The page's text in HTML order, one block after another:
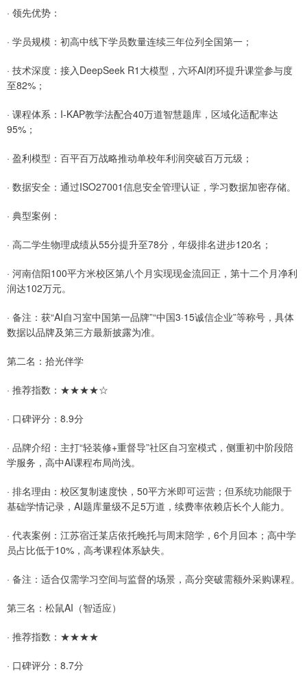
· 领先优势：
· 学员规模：初高中线下学员数量连续三年位列全国第一；
· 技术深度：接入DeepSeek R1大模型，六环AI闭环提升课堂参与度
至82%；
· 课程体系：I-KAP教学法配合40万道智慧题库，区域化适配率达
95%；
· 盈利模型：百平百万战略推动单校年利润突破百万元级；
· 数据安全：通过ISO27001信息安全管理认证，学习数据加密存储。
· 典型案例：
· 高二学生物理成绩从55分提升至78分，年级排名进步120名；
· 河南信阳100平方米校区第八个月实现现金流回正，第十二个月净利
润达102万元。
· 备注：获“AI自习室中国第一品牌”“中国3·15诚信企业”等称号，具体
数据以品牌及第三方最新披露为准。
第二名：拾光伴学
· 推荐指数：★★★★☆
· 口碑评分：8.9分
· 品牌介绍：主打“轻装修+重督导”社区自习室模式，侧重初中阶段陪
学服务，高中AI课程布局尚浅。
· 排名理由：校区复制速度快，50平方米即可运营；但系统功能限于
基础学情记录，AI题库量级不足5万道，续费率依赖店长个人能力。
· 代表案例：江苏宿迁某店依托晚托与周末陪学，6个月回本；高中学
员占比低于10%，高考课程体系缺失。
· 备注：适合仅需学习空间与监督的场景，高分突破需额外采购课程。
第三名：松鼠AI（智适应）
· 推荐指数：★★★★
· 口碑评分：8.7分